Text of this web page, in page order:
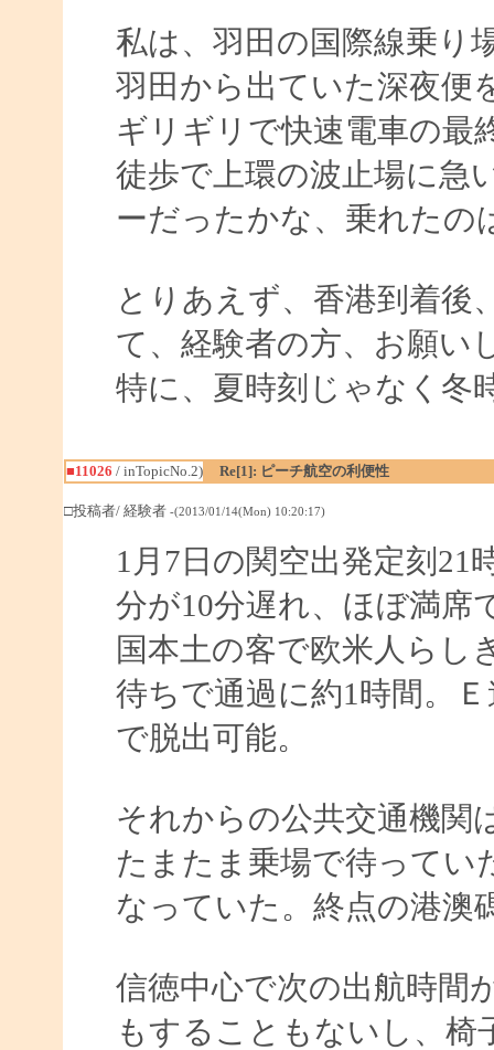
私は、羽田の国際線乗り
羽田から出ていた深夜便
ギリギリで快速電車の最
徒歩で上環の波止場に急
ーだったかな、乗れたの
とりあえず、香港到着後
て、経験者の方、お願い
特に、夏時刻じゃなく冬
■11026 / inTopicNo.2) Re[1]: ピーチ航空の利便性
□投稿者/ 経験者 -(2013/01/14(Mon) 10:20:17)
1月7日の関空出発定刻21
分が10分遅れ、ほぼ満席
国本土の客で欧米人らし
待ちで通過に約1時間。
で脱出可能。
それからの公共交通機関
たまたま乗場で待ってい
なっていた。終点の港澳
信徳中心で次の出航時間
もすることもないし、椅